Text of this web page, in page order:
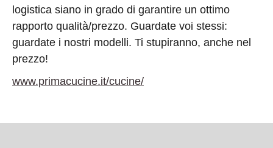
logistica siano in grado di garantire un ottimo
rapporto qualità/prezzo. Guardate voi stessi:
guardate i nostri modelli. Ti stupiranno, anche nel
prezzo!
www.primacucine.it/cucine/